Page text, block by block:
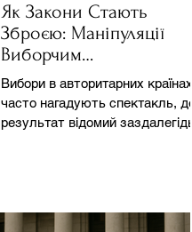
Як Закони Стають
Зброєю: Маніпуляції
Виборчим
Законодавством в
Автократіях
Вибори в авторитарних країнах
часто нагадують спектакль, де
результат відомий заздалегідь.